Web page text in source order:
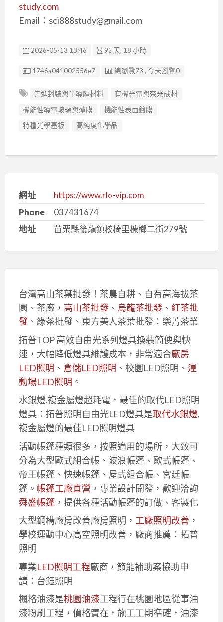
study.com
Email：sci888study@gmail.com
2026-05-13 13:46 92 天, 18 小時
廣告编號
1746a041002556e7 總瀏覽73 , 今天瀏覽0
先進封裝與半導體材料
有機光電與奈米碳材
機能性導電玻璃與薄膜
機能性表面鍍膜
特種光學基板
高純度化學品
網址
https://www.rlo-vip.com
Phone
037431674
地址
苗栗縣後龍鎮校椅里槺榔二街279號
台灣高山茶葉批發！茶農自耕、自有高海拔茶
園、茶廠， 高山茶批發、 烏龍茶批發、 紅茶批
發、綠茶批發、東方美人茶葉批發：樂菁茶業
拓普TOP 高效自由光系列燈具換裝簡便與快
速，大幅降低燈具維護成本，非常適合廠房
LED照明 、 倉儲LED照明 、校園LED照明、 運
動場LED照明 。
水銀燈,複金屬燈超耗電，最佳的取代LED照明
燈具：拓普照明自由光LED燈具是取代水銀燈,
複金屬燈的最佳LED照明燈具
活動帳篷種類很多，按照適用的場所，大致可
分為大型歐式組合帳、波浪帳篷、歐式帳篷、
帝王帳篷、快速帳篷、屋式組合帳、宮廷帳
篷。 帳篷工廠直營 ，專業設計開發，歡迎洽詢
舜盛帳篷，提供各種活動帳篷的訂做、客製化
大型鋼構廠房改善廠房照明， 工廠照明改善，
學校運動中心高空照明改善，廠商推薦：拓普
照明
專業LED照明工程廠商，節能補助案協助申
請：台鈺照明
楓格油漆是桃園油漆工程行在桃園地區從事油
漆粉刷工程，價格實在，施工工期準確，油漆